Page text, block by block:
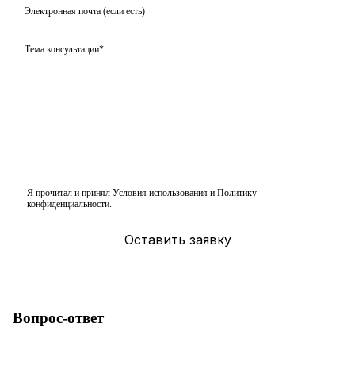
Я прочитал и принял Условия использования и Политику
конфиденциальности.
Вопрос-ответ